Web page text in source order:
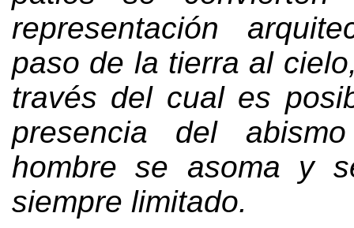
representación
paso de la tierra al cielo
través del cual es
presencia del
hombre se asoma y
siempre limitado.